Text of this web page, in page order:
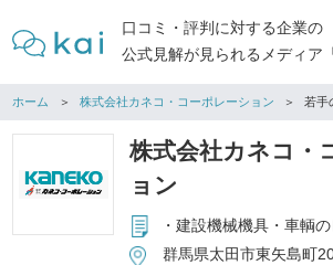
口コミ・評判に対する企業の
公式見解が見られるメディア
ホーム 株式会社カネコ・コーポレーション 若手
株式会社カネコ・
ョン
群馬県太田市東矢島町